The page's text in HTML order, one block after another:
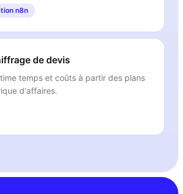
n8n
de devis
temps et coûts à partir des plans
d'affaires.